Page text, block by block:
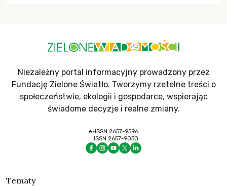
Niezależny portal informacyjny prowadzony przez
Fundację Zielone Światło. Tworzymy rzetelne treści o
społeczeństwie, ekologii i gospodarce, wspierając
świadome decyzje i realne zmiany.
e-ISSN 2657-9596
ISSN 2657-9030
Tematy